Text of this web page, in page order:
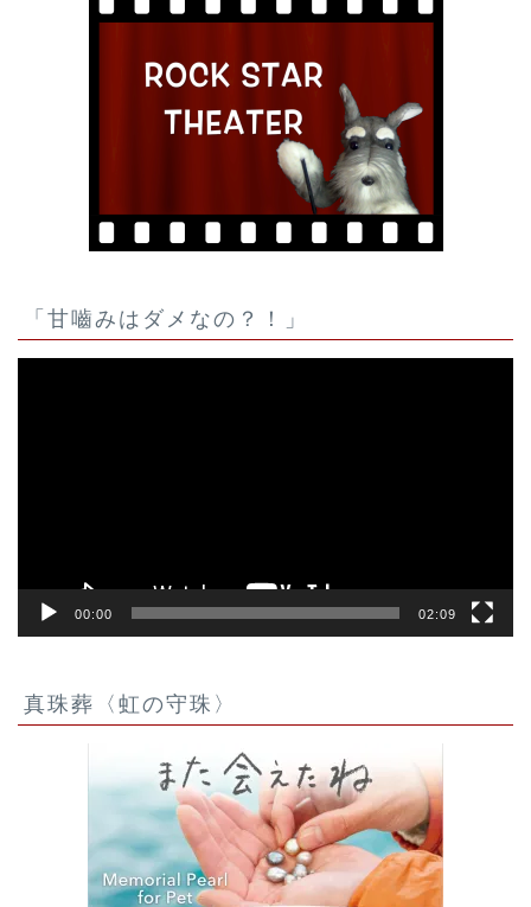
「甘嚙みはダメなの？！」
00:00 02:09
真珠葬〈虹の守珠〉